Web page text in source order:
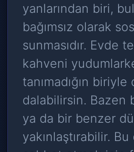
yanlarından biri,
bağımsız olarak
sunmasıdır. Evde
kahveni
tanımadığın
dalabilirsin. Bazen
ya da bir benzer
yakınlaştırabilir.